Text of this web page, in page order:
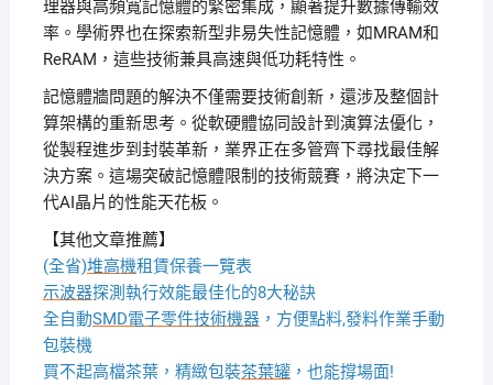
理器與高頻寬記憶體的緊密集成，顯著提升數據傳輸效
率。學術界也在探索新型非易失性記憶體，如MRAM和
ReRAM，這些技術兼具高速與低功耗特性。
記憶體牆問題的解決不僅需要技術創新，還涉及整個計
算架構的重新思考。從軟硬體協同設計到演算法優化，
從製程進步到封裝革新，業界正在多管齊下尋找最佳解
決方案。這場突破記憶體限制的技術競賽，將決定下一
代AI晶片的性能天花板。
【其他文章推薦】
(全省)堆高機租賃保養一覽表
示波器探測執行效能最佳化的8大秘訣
全自動SMD電子零件技術機器，方便點料,發料作業手動
包裝機
買不起高檔茶葉，精緻包裝茶葉罐，也能撐場面!